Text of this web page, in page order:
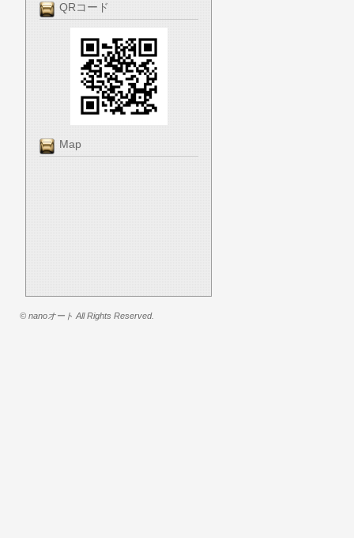
QRコード
Map
© nanoオート All Rights Reserved.